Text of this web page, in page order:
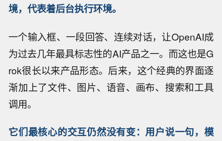
境，代表着后台执行环境。
一个输入框、一段回答、连续对话，让OpenAI成
为过去几年最具标志性的AI产品之一。而这也是G
rok很长以来产品形态。后来，这个经典的界面逐
渐加上了文件、图片、语音、画布、搜索和工具
调用。
它们最核心的交互仍然没有变：用户说一句，模